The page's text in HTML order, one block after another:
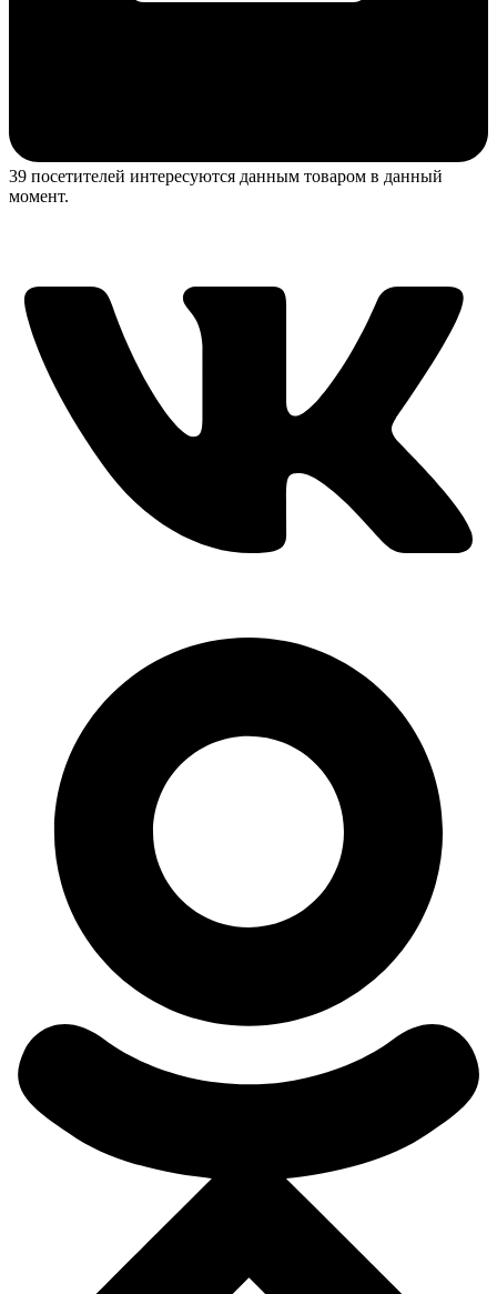
39 посетителей интересуются данным товаром в данный
момент.